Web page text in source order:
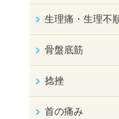
生理痛・生理不
骨盤底筋
捻挫
首の痛み